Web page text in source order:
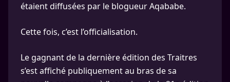
étaient diffusées par le blogueur Aqababe.
Cette fois, c’est l’officialisation.
Le gagnant de la dernière édition des Traitres
s’est affiché publiquement au bras de sa